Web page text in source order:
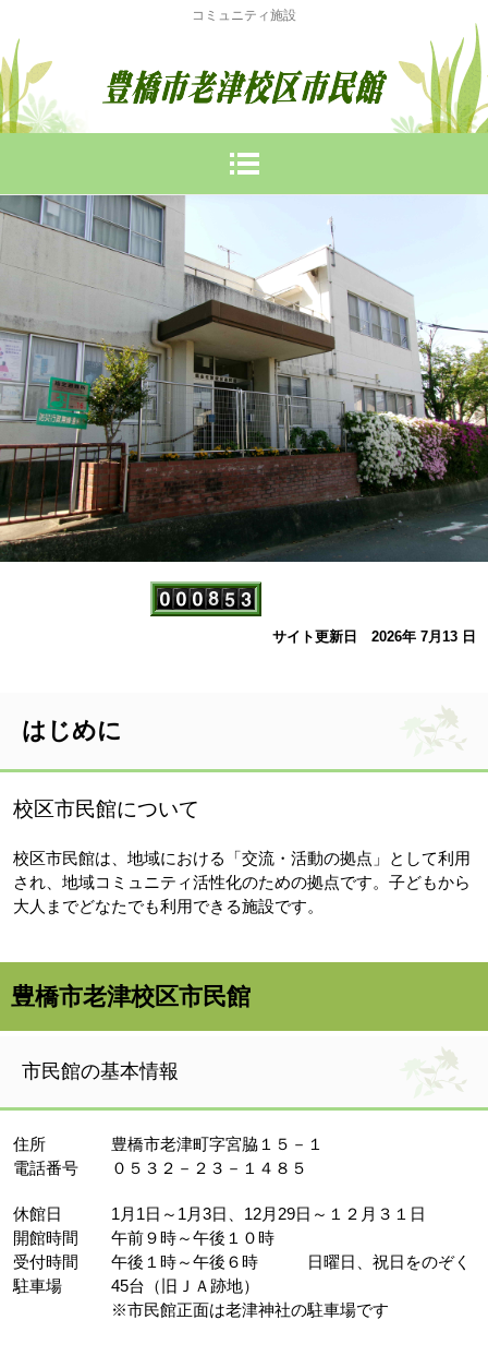
コミュニティ施設
サイト更新日 2026年 7月13 日
はじめに
校区市民館について
校区市民館は、地域における「交流・活動の拠点」として利用
され、地域コミュニティ活性化のための拠点です。子どもから
大人までどなたでも利用できる施設です。
豊橋市老津校区市民館
市民館の基本情報
住所 豊橋市老津町字宮脇１５－１
電話番号 ０５３２－２３－１４８５
休館日 1月1日～1月3日、12月29日～１２月３１日
開館時間 午前９時～午後１０時
受付時間 午後１時～午後６時 日曜日、祝日をのぞく
駐車場 45台（旧ＪＡ跡地）
※市民館正面は老津神社の駐車場です